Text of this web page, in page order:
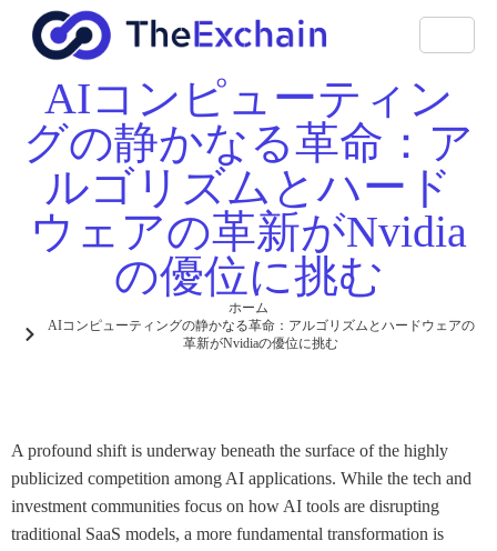
AIコンピューティン
グの静かなる革命：ア
ルゴリズムとハード
ウェアの革新がNvidia
の優位に挑む
ホーム
AIコンピューティングの静かなる革命：アルゴリズムとハードウェアの
革新がNvidiaの優位に挑む
A profound shift is underway beneath the surface of the highly
publicized competition among AI applications. While the tech and
investment communities focus on how AI tools are disrupting
traditional SaaS models, a more fundamental transformation is